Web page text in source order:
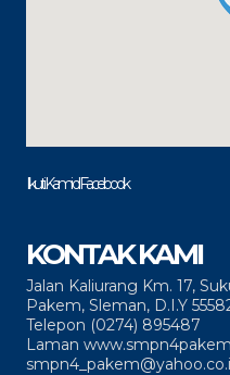
Ikuti Kami di Facebook
KONTAK KAMI
Jalan Kaliurang Km. 17,
Pakem, Sleman, D.I.Y
Telepon (0274) 895487
Laman